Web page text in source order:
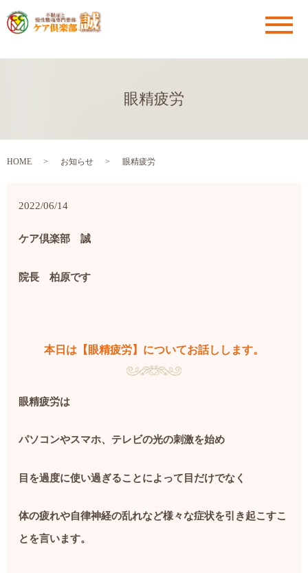
メ
眼精疲労
HOME お知らせ 眼精疲労
2022/06/14
ケア倶楽部 誠
院長 柏原です
本日は【眼精疲労】についてお話しします。
眼精疲労は
パソコンやスマホ、テレビの光の刺激を始め
目を過度に使い過ぎることによって目だけでなく
体の疲れや自律神経の乱れなど様々な症状を引き起こすこ
とを言います。